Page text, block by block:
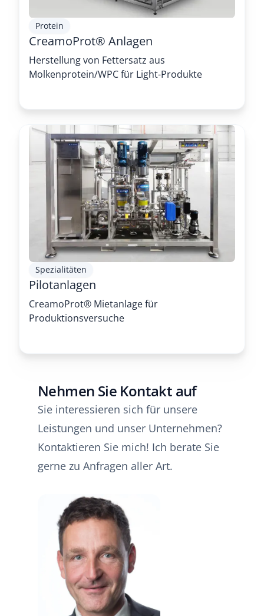
Protein
CreamoProt® Anlagen
Herstellung von Fettersatz aus
Molkenprotein/WPC für Light-Produkte
Spezialitäten
Pilotanlagen
CreamoProt® Mietanlage für
Produktionsversuche
Nehmen Sie Kontakt auf
Sie interessieren sich für unsere
Leistungen und unser Unternehmen?
Kontaktieren Sie mich! Ich berate Sie
gerne zu Anfragen aller Art.